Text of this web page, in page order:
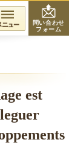
問い合わせ
フォーム
est